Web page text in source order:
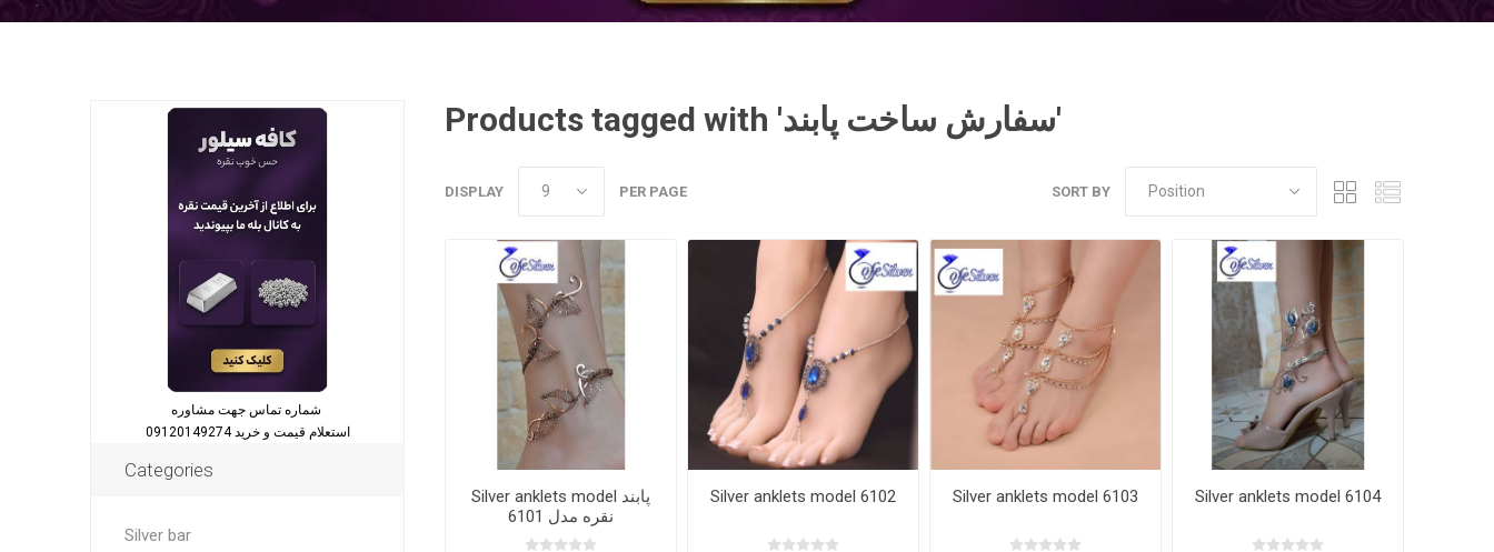
Products tagged with 'سفارش ساخت پابند'
SORT BY
DISPLAY PER PAGE
Silver anklets model پابند
نقره مدل 6101
Silver anklets model 6102 Silver anklets model 6103 Silver anklets model 6104
استعلام قیمت و خرید 09120149274
Categories
Silver bar